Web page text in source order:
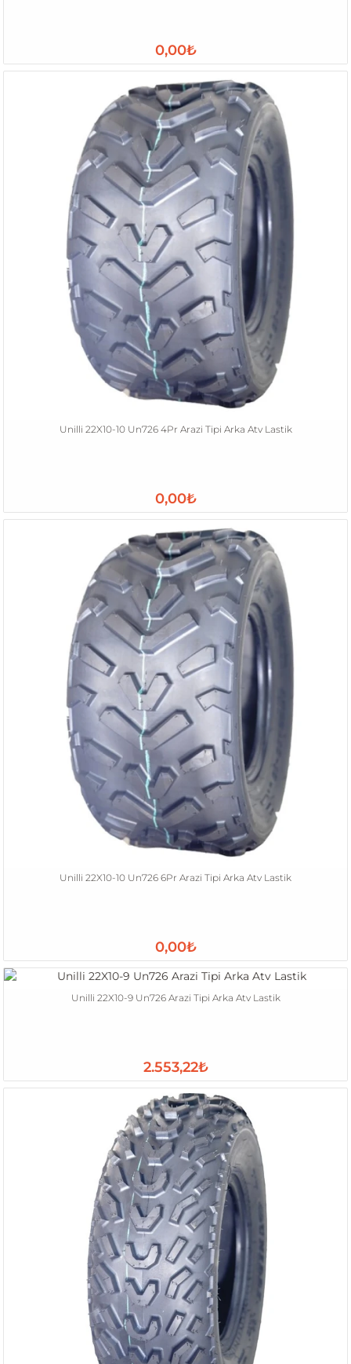
0,00₺
Unilli 22X10-10 Un726 4Pr Arazi Tipi Arka Atv Lastik
0,00₺
Unilli 22X10-10 Un726 6Pr Arazi Tipi Arka Atv Lastik
0,00₺
Unilli 22X10-9 Un726 Arazi Tipi Arka Atv Lastik
2.553,22₺